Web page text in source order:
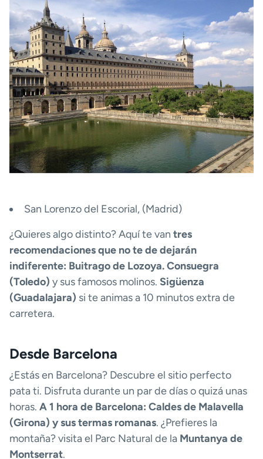
San Lorenzo del Escorial, (Madrid)
¿Quieres algo distinto? Aquí te van tres
recomendaciones que no te de dejarán
indiferente: Buitrago de Lozoya. Consuegra
(Toledo) y sus famosos molinos. Sigüenza
(Guadalajara) si te animas a 10 minutos extra de
carretera.
Desde Barcelona
¿Estás en Barcelona? Descubre el sitio perfecto
pata ti. Disfruta durante un par de días o quizá unas
horas. A 1 hora de Barcelona: Caldes de Malavella
(Girona) y sus termas romanas. ¿Prefieres la
montaña? visita el Parc Natural de la Muntanya de
Montserrat.